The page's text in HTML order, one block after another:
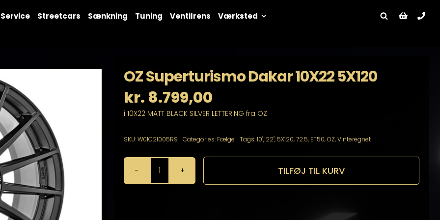
Service Streetcars Sænkning Tuning Ventilrens Værksted
OZ Superturismo Dakar 10X22 5X120
kr. 8.799,00
i 10X22 MATT BLACK SILVER LETTERING fra OZ
SKU:W01C21005R9 Categories: Fælge Tags:10", 22", 5X120,72.5, ET50,OZ,Vinteregnet
OZ
Superturismo
TILFØJ TIL KURV